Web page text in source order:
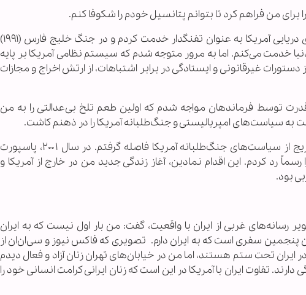
من فراهم کرد تا بتوانم پتانسیل خودم را شکوفا کنم.
اوکیف ادامه داد: در ۱۹ سالگی پس از ورود به نیروی دریایی آمریکا به عنوان تفنگدار خدمت کردم و در جنگ خلیج فارس (۱۹۹۱)
خدمت می‌کنم. اما به مرور متوجه شدم که سیستم نظامی آمریکا بر پایه
غیرقانونی و ایستادگی در برابر اشتباهات، از ارتش اخراج و مجازات
توسط فرماندهان مواجه شدم که اولین طعم تلخ بی‌عدالتی را به من
به سیاست‌های امپریالیستی و جنگ‌طلبانه آمریکا را در ذهنم کاشت.
اوکیف در ادامه گفت: پس از خروج از ارتش، به تدریج از سیاست‌های جنگ‌طلبانه آمریکا فاصله گرفتم. در سال ۲۰۰۱، پاسپورت
رد کردم. این اقدام نمادین، آغاز زندگی جدید من در خارج از آمریکا و
بود.
رسانه‌های غربی از ایران با واقعیت، گفت: من بار اول نیست که به ایران
و این پنجمین سفری است که به ایران دارم. تصویری که فاکس نیوز و سی‌ان‌ان از
ایران تحت ستم هستند، اما من در خیابان‌های تهران زنان آزاد و فعال دیدم
تفاوت ایران با آمریکا در این است که زنان ایرانی کرامت انسانی خود را